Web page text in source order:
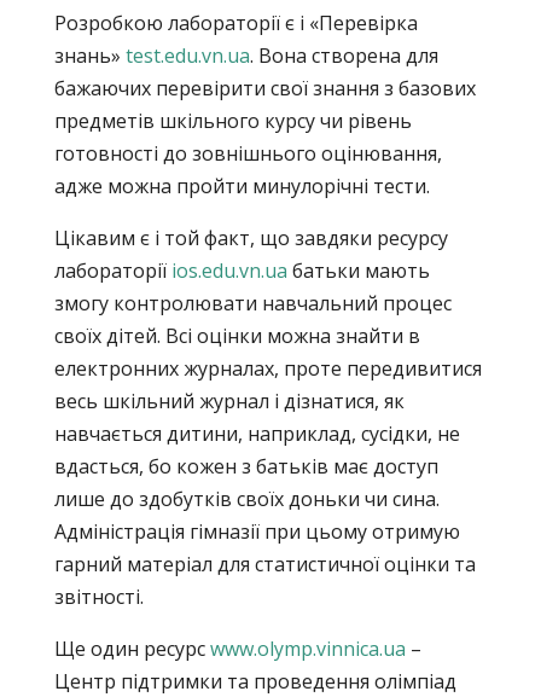
Розробкою лабораторії є і «Перевірка
знань» test.edu.vn.ua. Вона створена для
бажаючих перевірити свої знання з базових
предметів шкільного курсу чи рівень
готовності до зовнішнього оцінювання,
адже можна пройти минулорічні тести.
Цікавим є і той факт, що завдяки ресурсу
лабораторії ios.edu.vn.ua батьки мають
змогу контролювати навчальний процес
своїх дітей. Всі оцінки можна знайти в
електронних журналах, проте передивитися
весь шкільний журнал і дізнатися, як
навчається дитини, наприклад, сусідки, не
вдасться, бо кожен з батьків має доступ
лише до здобутків своїх доньки чи сина.
Адміністрація гімназії при цьому отримую
гарний матеріал для статистичної оцінки та
звітності.
Ще один ресурсwww.olymp.vinnica.ua –
Центр підтримки та проведення олімпіад